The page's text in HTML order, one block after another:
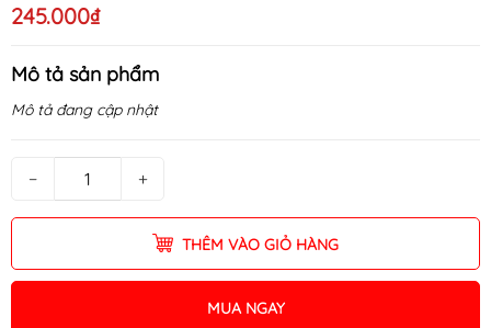
245.000₫
Mô tả sản phẩm
Mô tả đang cập nhật
− +
THÊM VÀO GIỎ HÀNG
MUA NGAY